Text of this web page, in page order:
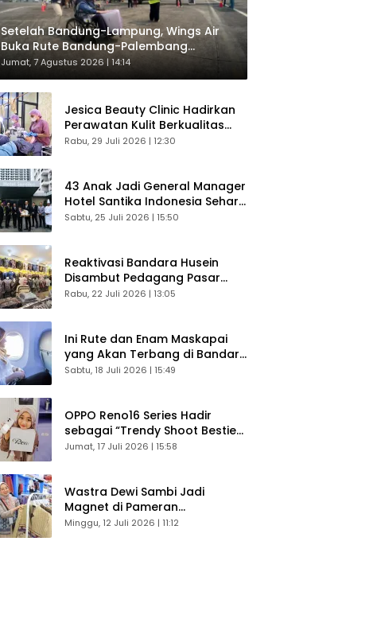
Setelah Bandung-Lampung, Wings Air
Buka Rute Bandung-Palembang
Direspons Langsung Penumpang
Jumat, 7 Agustus 2026 | 14:14
Jesica Beauty Clinic Hadirkan
Perawatan Kulit Berkualitas
Plus Konsultasi Gratis
Rabu, 29 Juli 2026 | 12:30
43 Anak Jadi General Manager
Hotel Santika Indonesia Sehari
Sukses Digelar
Sabtu, 25 Juli 2026 | 15:50
Reaktivasi Bandara Husein
Disambut Pedagang Pasar
Baru, Diyakini Bangkitkan
Rabu, 22 Juli 2026 | 13:05
Ini Rute dan Enam Maskapai
yang Akan Terbang di Bandara
Husein Sastranegara
Sabtu, 18 Juli 2026 | 15:49
OPPO Reno16 Series Hadir
sebagai “Trendy Shoot Bestie”,
Bikin Konten Kreator Makin
Jumat, 17 Juli 2026 | 15:58
Wastra Dewi Sambi Jadi
Magnet di Pameran
Dekranasda, Banyak Diminati
Minggu, 12 Juli 2026 | 11:12